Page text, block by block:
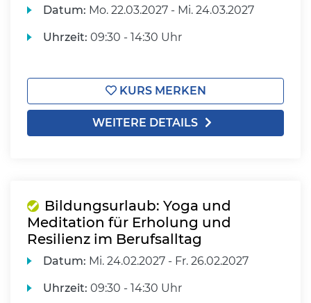
Datum: Mo. 22.03.2027 - Mi. 24.03.2027
Uhrzeit: 09:30 - 14:30 Uhr
KURS MERKEN
WEITERE DETAILS
Bildungsurlaub: Yoga und
Meditation für Erholung und
Resilienz im Berufsalltag
Datum: Mi. 24.02.2027 - Fr. 26.02.2027
Uhrzeit: 09:30 - 14:30 Uhr